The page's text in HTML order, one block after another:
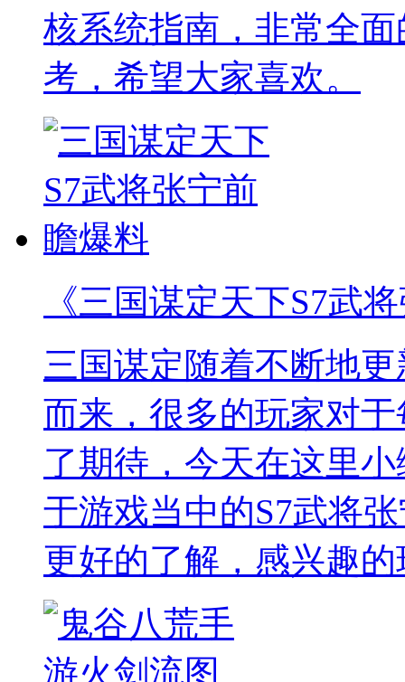
核系统指南，非常全
考，希望大家喜欢。
《三国谋定天下S7武
三国谋定随着不断地
而来，很多的玩家对
了期待，今天在这里
于游戏当中的S7武将
更好的了解，感兴趣